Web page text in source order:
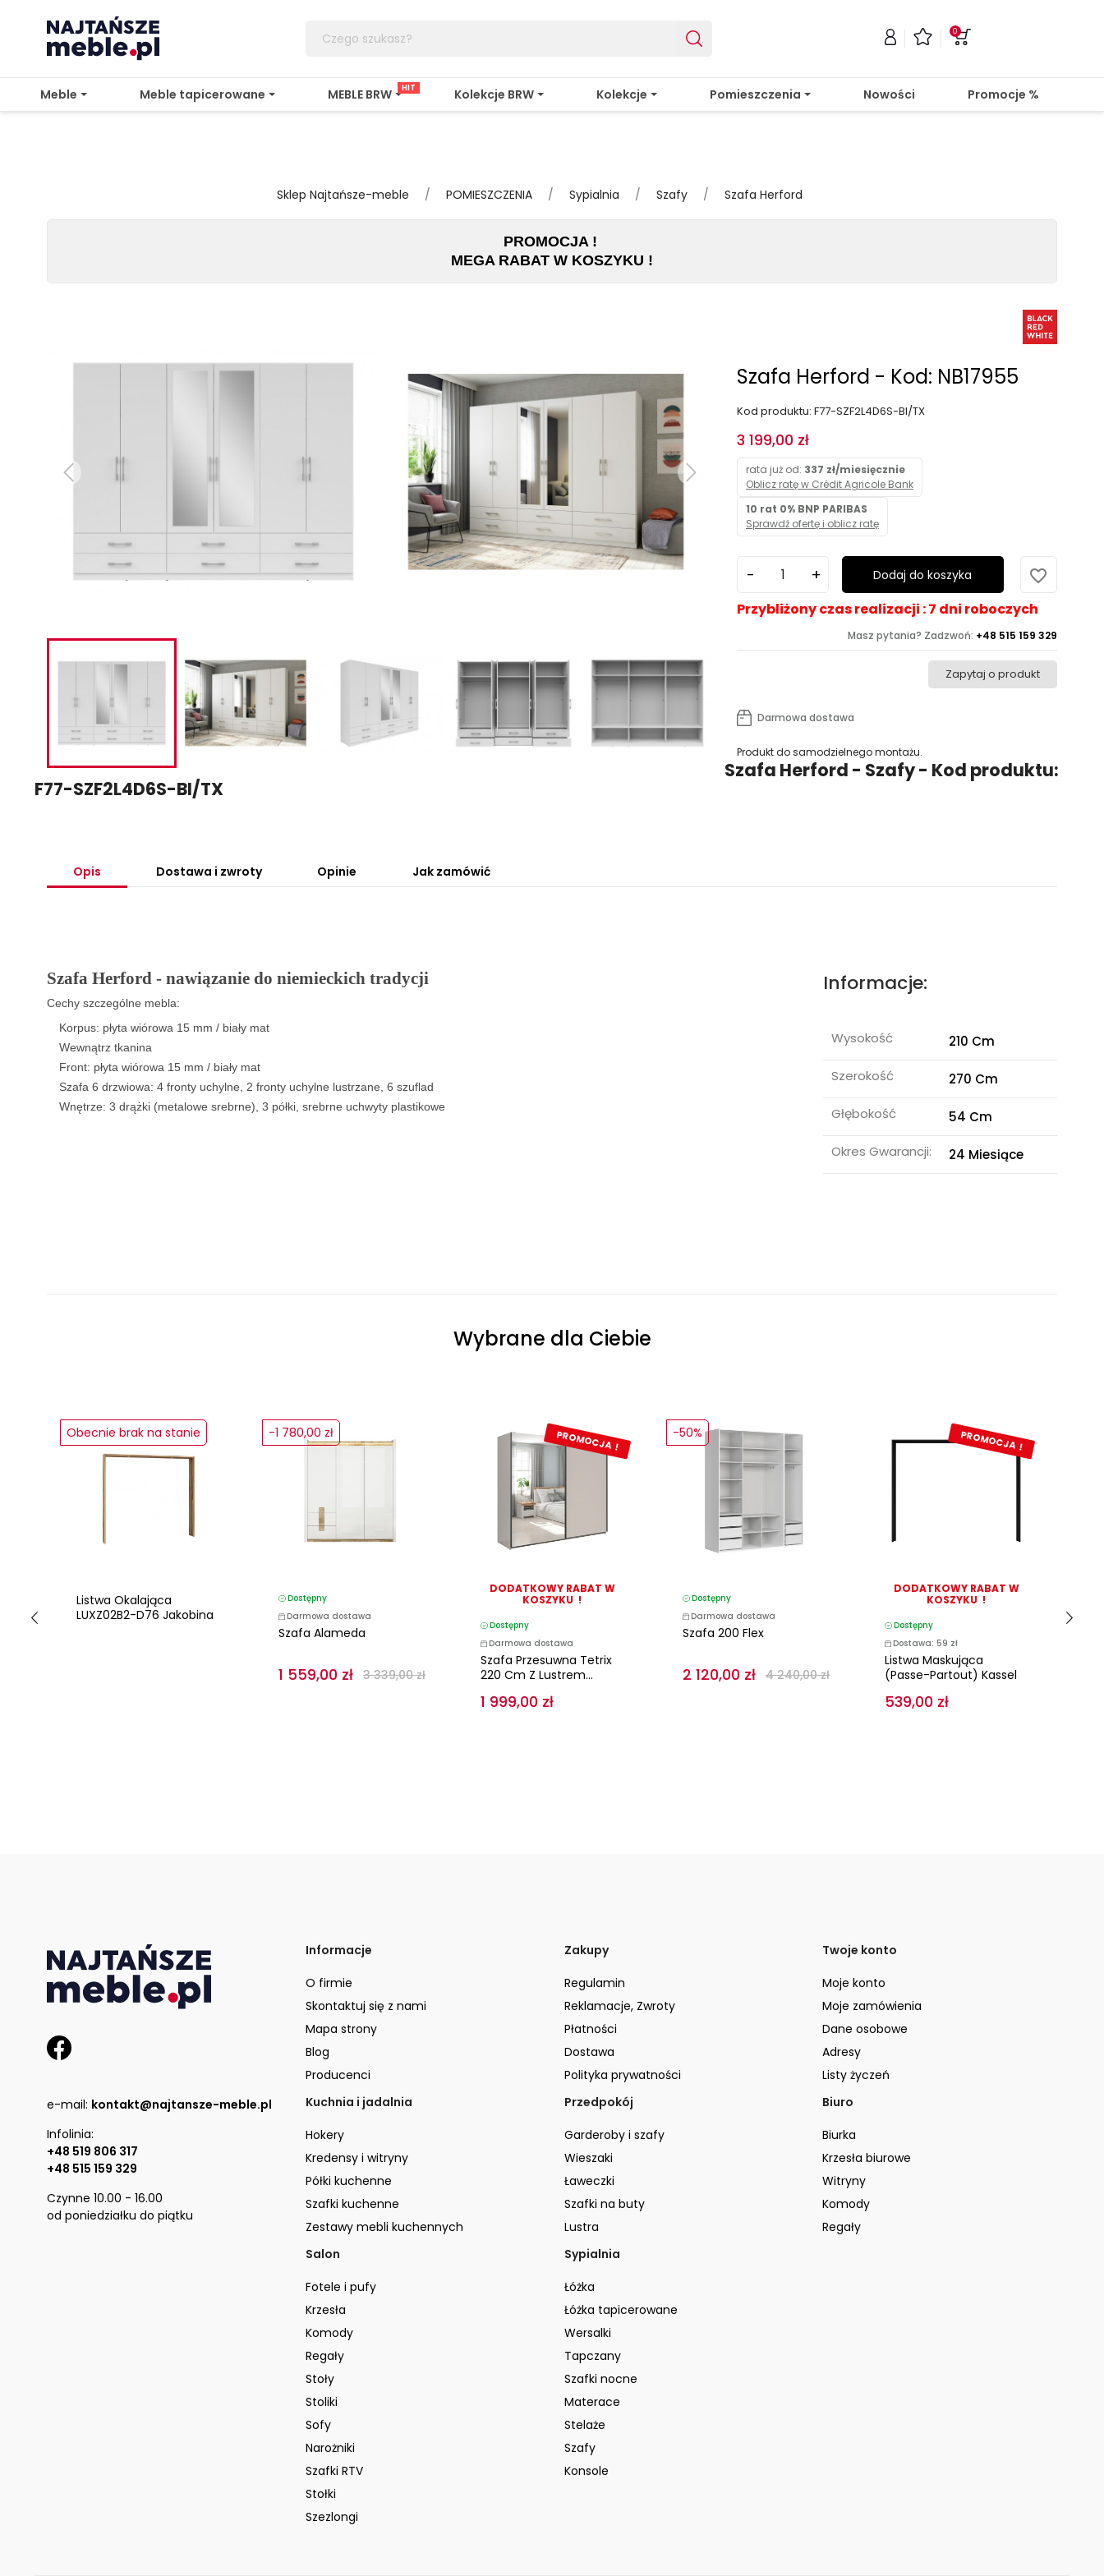
0
Meble Meble tapicerowane MEBLE BRW HIT Kolekcje BRW Kolekcje Pomieszczenia Nowości Promocje %
Sklep Najtańsze-meble POMIESZCZENIA Sypialnia Szafy Szafa Herford
PROMOCJA !
MEGA RABAT W KOSZYKU !
Szafa Herford - Kod: NB17955
Kod produktu: F77-SZF2L4D6S-BI/TX
3 199,00 zł
rata już od: 337 zł/miesięcznie
Oblicz ratę w Crédit Agricole Bank
10 rat 0% BNP PARIBAS
Sprawdź ofertę i oblicz ratę
Dodaj do koszyka favorite_border
Przybliżony czas realizacji : 7 dni roboczych
Masz pytania? Zadzwoń: +48 515 159 329
Zapytaj o produkt
Darmowa dostawa
Produkt do samodzielnego montażu.
Szafa Herford - Szafy - Kod produktu:
F77-SZF2L4D6S-BI/TX
Opis Dostawa i zwroty Opinie Jak zamówić
Szafa Herford - nawiązanie do niemieckich tradycji
Cechy szczególne mebla:
Korpus: płyta wiórowa 15 mm / biały mat
Wewnątrz tkanina
Front: płyta wiórowa 15 mm / biały mat
Szafa 6 drzwiowa: 4 fronty uchylne, 2 fronty uchylne lustrzane, 6 szuflad
Wnętrze: 3 drążki (metalowe srebrne), 3 półki, srebrne uchwyty plastikowe
Informacje:
Wysokość
210 Cm
Szerokość
270 Cm
Głębokość
54 Cm
Okres Gwarancji:
24 Miesiące
Wybrane dla Ciebie
Listwa Okalająca
LUXZ02B2-D76 Jakobina
Obecnie brak na stanie
Dostępny
Darmowa dostawa
Szafa Alameda
1 559,00 zł 3 339,00 zł
-1 780,00 zł PROMOCJA !
DODATKOWY RABAT W
KOSZYKU !
Dostępny
Darmowa dostawa
Szafa Przesuwna Tetrix
220 Cm Z Lustrem...
1 999,00 zł
Dostępny
Darmowa dostawa
Szafa 200 Flex
2 120,00 zł 4 240,00 zł
-50% PROMOCJA !
DODATKOWY RABAT W
KOSZYKU !
Dostępny
Dostawa: 59 zł
Listwa Maskująca
(passe-Partout) Kassel
539,00 zł
e-mail: kontakt@najtansze-meble.pl
Infolinia:
+48 519 806 317
+48 515 159 329
Czynne 10.00 - 16.00
od poniedziałku do piątku
Informacje
O firmie
Skontaktuj się z nami
Mapa strony
Blog
Producenci
Zakupy
Regulamin
Reklamacje, Zwroty
Płatności
Dostawa
Polityka prywatności
Twoje konto
Moje konto
Moje zamówienia
Dane osobowe
Adresy
Listy życzeń
Kuchnia i jadalnia
Hokery
Kredensy i witryny
Półki kuchenne
Szafki kuchenne
Zestawy mebli kuchennych
Przedpokój
Garderoby i szafy
Wieszaki
Ławeczki
Szafki na buty
Lustra
Biuro
Biurka
Krzesła biurowe
Witryny
Komody
Regały
Salon
Fotele i pufy
Krzesła
Komody
Regały
Stoły
Stoliki
Sofy
Narożniki
Szafki RTV
Stołki
Szezlongi
Sypialnia
Łóżka
Łóżka tapicerowane
Wersalki
Tapczany
Szafki nocne
Materace
Stelaże
Szafy
Konsole